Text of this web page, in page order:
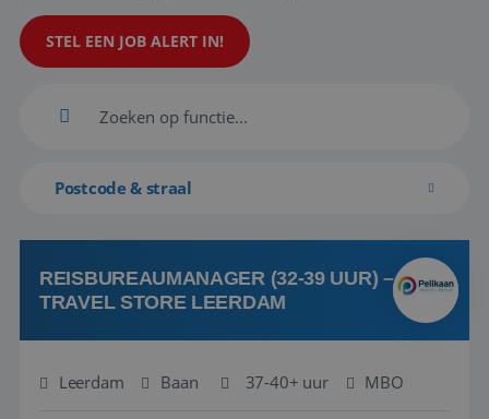
STEL EEN JOB ALERT IN!
Postcode & straal
REISBUREAUMANAGER (32-39 UUR) –
TRAVEL STORE LEERDAM
Leerdam Baan 37-40+ uur MBO